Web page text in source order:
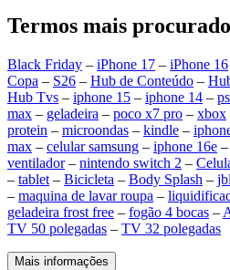
Termos mais
Black Friday – iPhone 17 – iPhone 16
Copa – S26 – Hub de Conteúdo –
Hub Tvs – iphone 15 – iphone 14 –
max – geladeira – poco x7 pro – xbox
protein – microondas – kindle –
max – celular samsung – iphone 16e –
ventilador– nintendo switch 2 –
– tablet – Bicicleta – Body Splash – jbl
– maquina de lavar roupa –
geladeira frost free – fogão 4 bocas –
TV 50 polegadas – TV 32 polegadas
Mais informações